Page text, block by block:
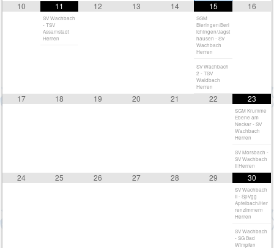
10 11
SV Wachbach
- TSV
Assamstadt
Herren
12 13 14 15
SGM
Bieringen/Berl
ichingen/Jagst
hausen - SV
Wachbach
Herren
SV Wachbach
2 - TSV
Waldbach
Herren
16
17 18 19 20 21 22 23
SGM Krumme
Ebene am
Neckar - SV
Wachbach
Herren
SV Morsbach -
SV Wachbach
II Herren
24 25 26 27 28 29 30
SV Wachbach
II - SpVgg
Apfelbach/Her
renzimmern
Herren
SV Wachbach
- SG Bad
Wimpfen